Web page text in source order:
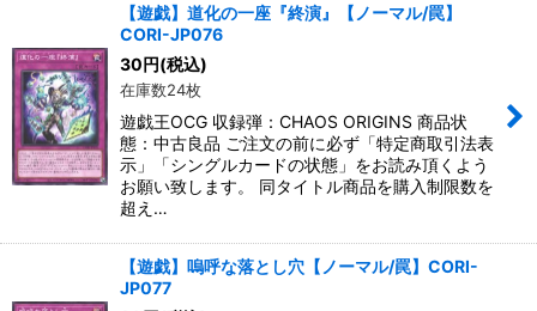
【遊戯】道化の一座『終演』【ノーマル/罠】
CORI-JP076
30円(税込)
在庫数24枚
遊戯王OCG 収録弾：CHAOS ORIGINS 商品状
態：中古良品 ご注文の前に必ず「特定商取引法表
示」「シングルカードの状態」をお読み頂くよう
お願い致します。 同タイトル商品を購入制限数を
超え…
【遊戯】嗚呼な落とし穴【ノーマル/罠】CORI-
JP077